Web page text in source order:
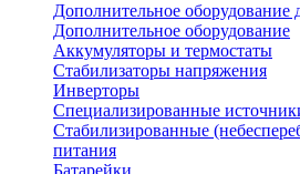
Дополнительное
Дополнительное оборудование
Аккумуляторы и термостаты
Стабилизаторы напряжения
Инверторы
Специализированные
Стабилизированные
питания
Батарейки